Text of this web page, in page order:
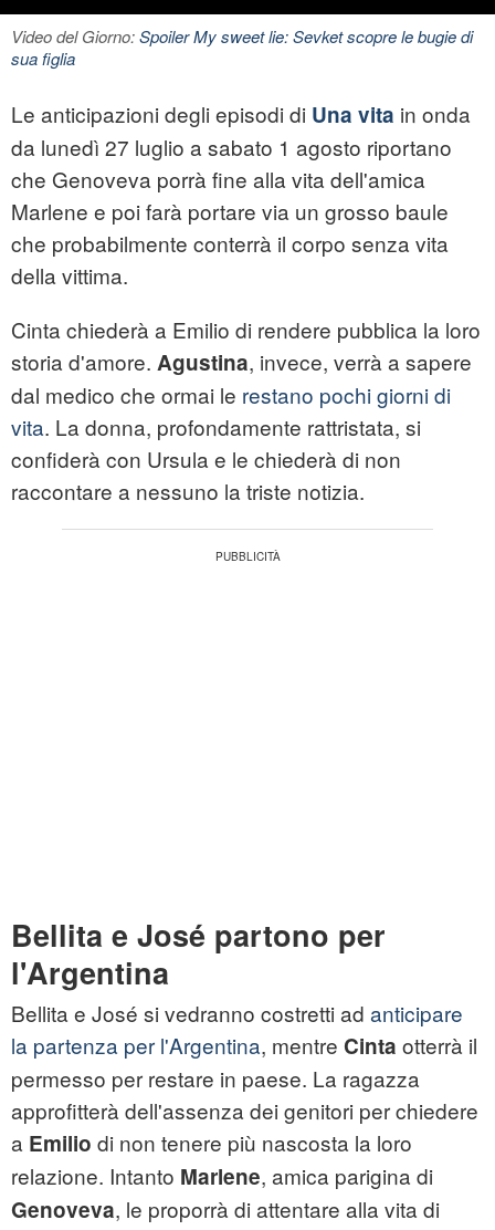
Video del Giorno:Spoiler My sweet lie: Sevket scopre le bugie di
sua figlia
Le anticipazioni degli episodi di Una vita in onda
da lunedì 27 luglio a sabato 1 agosto riportano
che Genoveva porrà fine alla vita dell'amica
Marlene e poi farà portare via un grosso baule
che probabilmente conterrà il corpo senza vita
della vittima.
Cinta chiederà a Emilio di rendere pubblica la loro
storia d'amore. Agustina, invece, verrà a sapere
dal medico che ormai le restano pochi giorni di
vita. La donna, profondamente rattristata, si
confiderà con Ursula e le chiederà di non
raccontare a nessuno la triste notizia.
Bellita e José partono per
l'Argentina
Bellita e José si vedranno costretti ad anticipare
la partenza per l'Argentina, mentre Cinta otterrà il
permesso per restare in paese. La ragazza
approfitterà dell'assenza dei genitori per chiedere
a Emilio di non tenere più nascosta la loro
relazione. Intanto Marlene, amica parigina di
Genoveva, le proporrà di attentare alla vita di